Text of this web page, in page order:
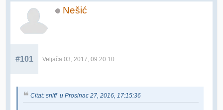
Nešić
#101 Veljača 03, 2017, 09:20:10
Citat: sniff u Prosinac 27, 2016, 17:15:36